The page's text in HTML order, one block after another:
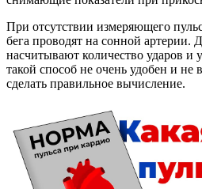
При отсутствии измеряющего
бега проводят на сонной артерии.
насчитывают количество ударов
такой способ не очень удобен и не
сделать правильное вычисление.